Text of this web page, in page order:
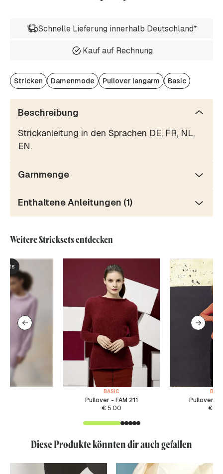
Schnelle Lieferung innerhalb Deutschland*
Kauf auf Rechnung
Stricken Damenmode Pullover langarm Basic
Beschreibung
Strickanleitung in den Sprachen DE, FR, NL,
EN.
Garnmenge
Enthaltene Anleitungen (1)
Weitere Stricksets entdecken
BASIC
Pullover - FAM 211
€ 5.00
Pullover -
€
Diese Produkte könnten dir auch gefallen